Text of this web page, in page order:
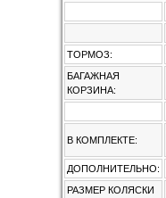
ТОРМОЗ:
БАГАЖНАЯ
КОРЗИНА:
В КОМПЛЕКТЕ:
ДОПОЛНИТЕЛЬНО:
РАЗМЕР КОЛЯСКИ